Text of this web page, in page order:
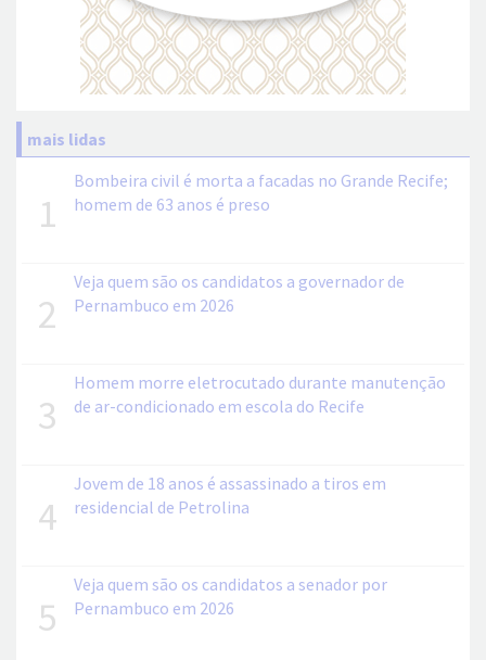
mais lidas
1
Bombeira civil é morta a facadas no Grande Recife;
homem de 63 anos é preso
2
Veja quem são os candidatos a governador de
Pernambuco em 2026
3
Homem morre eletrocutado durante manutenção
de ar-condicionado em escola do Recife
4
Jovem de 18 anos é assassinado a tiros em
residencial de Petrolina
5
Veja quem são os candidatos a senador por
Pernambuco em 2026